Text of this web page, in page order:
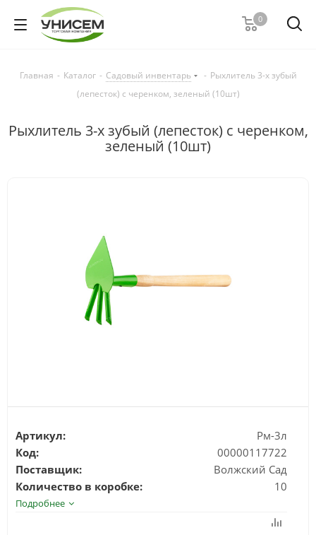
0
Главная - Каталог - Садовый инвентарь - Рыхлитель 3-х зубый
(лепесток) с черенком, зеленый (10шт)
Рыхлитель 3-х зубый (лепесток) с черенком,
зеленый (10шт)
Артикул:
Рм-3л
Код:
00000117722
Поставщик:
Волжский Сад
Количество в коробке:
10
Подробнее